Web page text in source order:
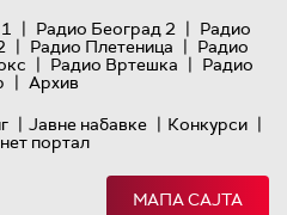
| Радио Београд 2 | Радио
| Радио Плетеница | Радио
| Радио Вртешка | Радио
| Архив
| Јавне набавке | Конкурси |
портал
МАПА САЈТА